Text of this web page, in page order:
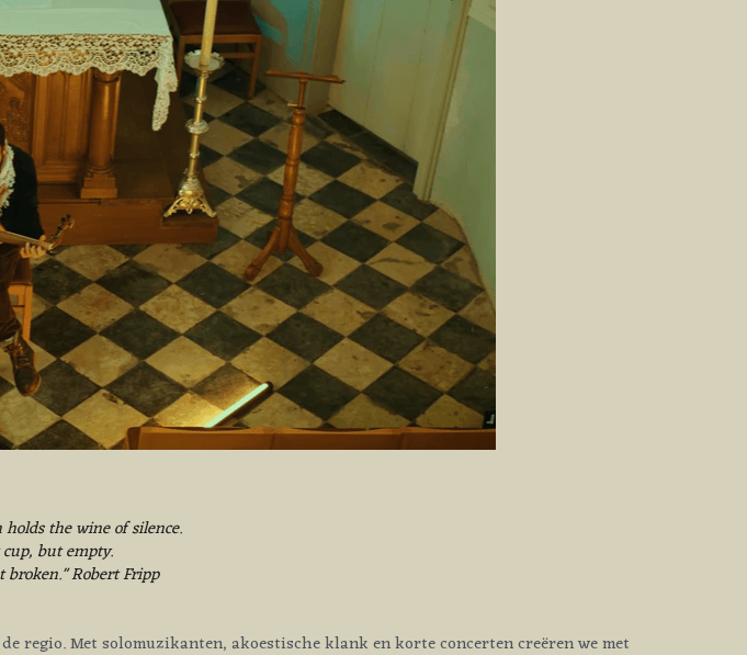
the wine of silence.
but empty.
broken." Robert Fripp
dit intieme format.  De stijl kan wereldmuziek, folk, jazz, klassiek of een blend zijn.
in een intieme intense luistersetting.